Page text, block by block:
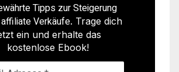
Tipps zur Steigerung
Verkäufe. Trage dich
ein und erhalte das
kostenlose Ebook!